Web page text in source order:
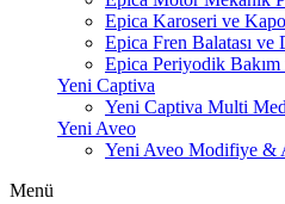
Epica Karoseri ve
Epica Fren Balatası ve
Epica Periyodik
Yeni Captiva
Yeni Captiva Multi
Yeni Aveo
Yeni Aveo Modifiye &
Menü